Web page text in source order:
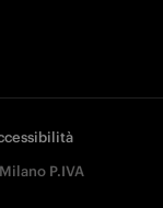
P.IVA